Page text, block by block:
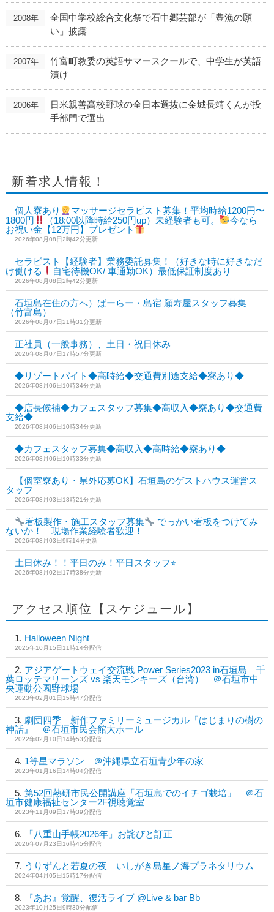
2008年
全国中学校総合文化祭で石中郷芸部が「豊漁の願
い」披露
2007年
竹富町教委の英語サマースクールで、中学生が英語
漬け
2006年
日米親善高校野球の全日本選抜に金城長靖くんが投
手部門で選出
新着求人情報！
個人寮あり
マッサージセラピスト募集！平均時給1200円〜
1800円
（18:00以降時給250円up）未経験者も可。
今なら
お祝い金【12万円】プレゼント
2026年08月08日2時42分更新
セラピスト【経験者】業務委託募集！（好きな時に好きなだ
け働ける
自宅待機OK/ 車通勤OK）最低保証制度あり
2026年08月08日2時42分更新
石垣島在住の方へ）ぱーらー・島宿 願寿屋スタッフ募集
（竹富島）
2026年08月07日21時31分更新
正社員（一般事務）、土日・祝日休み
2026年08月07日17時57分更新
◆リゾートバイト◆高時給◆交通費別途支給◆寮あり◆
2026年08月06日10時34分更新
◆店長候補◆カフェスタッフ募集◆高収入◆寮あり◆交通費
支給◆
2026年08月06日10時34分更新
◆カフェスタッフ募集◆高収入◆高時給◆寮あり◆
2026年08月06日10時33分更新
【個室寮あり・県外応募OK】石垣島のゲストハウス運営ス
タッフ
2026年08月03日18時21分更新
看板製作・施工スタッフ募集
でっかい看板をつけてみ
ないか！ 現場作業経験者歓迎！
2026年08月03日9時14分更新
土日休み！！平日のみ！平日スタッフ⭐︎
2026年08月02日17時38分更新
アクセス順位【スケジュール】
Halloween Night
2025年10月15日11時14分配信
アジアゲートウェイ交流戦 Power Series2023 in石垣島 千
葉ロッテマリーンズ vs 楽天モンキーズ（台湾） ＠石垣市中
央運動公園野球場
2023年02月01日15時47分配信
劇団四季 新作ファミリーミュージカル『はじまりの樹の
神話』 ＠石垣市民会館大ホール
2022年02月10日14時53分配信
1等星マラソン ＠沖縄県立石垣青少年の家
2023年01月16日14時04分配信
第52回熱研市民公開講座「石垣島でのイチゴ栽培」 ＠石
垣市健康福祉センター2F視聴覚室
2023年11月09日17時39分配信
「八重山手帳2026年」お詫びと訂正
2026年07月23日16時45分配信
うりずんと若夏の夜 いしがき島星ノ海プラネタリウム
2024年04月05日15時17分配信
『あお』覚醒、復活ライブ @Live & bar Bb
2023年10月25日9時30分配信